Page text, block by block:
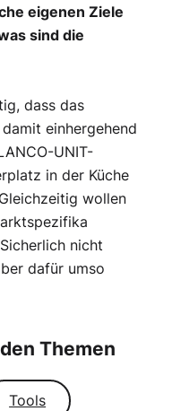
eigenen Ziele
sind die
dass das
einhergehend
UNIT-
in der Küche
wollen
nicht
dafür umso
Themen
Tools